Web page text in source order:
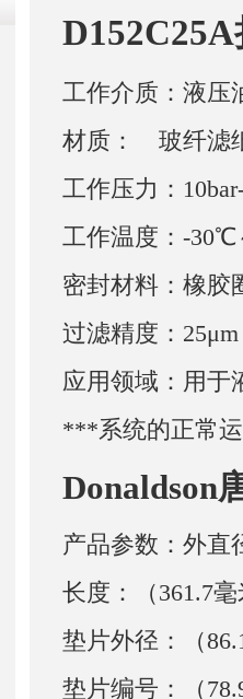
工作介质：液压
材质：　玻纤滤
工作压力：
工作温度：-
密封材料：橡胶
过滤精度：25μm
应用领域：用于
***系统的正常
Donaldson
产品参数：外直
长度：（361.7
垫片外径：（
垫片编号：（